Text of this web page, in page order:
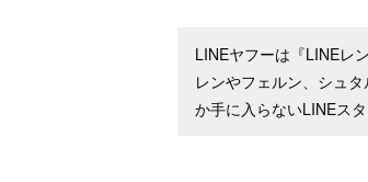
LINEヤフーは『LINEレ
レンやフェルン、シュ
か手に入らないLINEス